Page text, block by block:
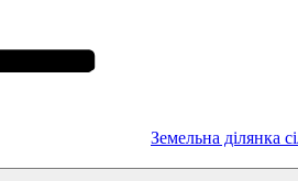
Земельна ділянка